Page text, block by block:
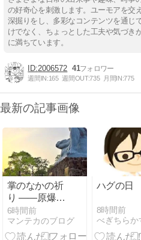
の好奇心を刺激します。ユーモアを交
深掘りをし、多彩なコンテンツを通じ
けでなく、ちょっとした工夫や気づき
に満ちています。
2006572 41
週間IN:165 週間OUT:735 月間IN:775
最新の記事画像
掌のなかの祈
り ――原爆忌
の十句を読む
6時間前
マンテカのブログ
ハグの日
8時間前
べぎちらか